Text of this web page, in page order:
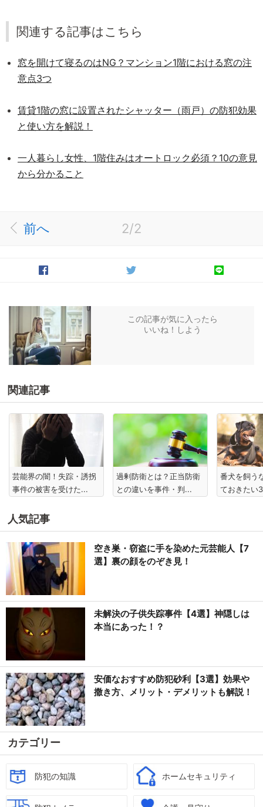
関連する記事はこちら
窓を開けて寝るのはNG？マンション1階における窓の注
意点3つ
賃貸1階の窓に設置されたシャッター（雨戸）の防犯効果
と使い方を解説！
一人暮らし女性、1階住みはオートロック必須？10の意見
から分かること
2/2
前へ
この記事が気に入ったら
いいね！しよう
関連記事
芸能界の闇！失踪・誘拐
事件の被害を受けた...
過剰防衛とは？正当防衛
との違いを事件・判...
番犬を飼う
ておきたい
人気記事
空き巣・窃盗に手を染めた元芸能人【7
選】裏の顔をのぞき見！
未解決の子供失踪事件【4選】神隠しは
本当にあった！？
安価なおすすめ防犯砂利【3選】効果や
撒き方、メリット・デメリットも解説！
カテゴリー
防犯の知識 ホームセキュリティ